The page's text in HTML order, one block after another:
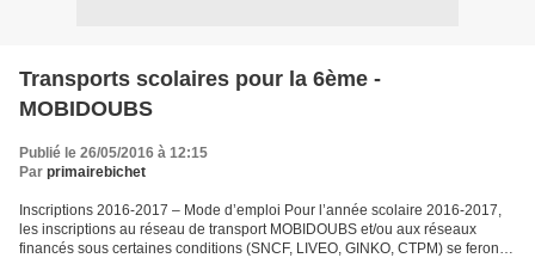
Transports scolaires pour la 6ème -
MOBIDOUBS
Publié le 26/05/2016 à 12:15
Par primairebichet
Inscriptions 2016-2017 – Mode d’emploi Pour l’année scolaire 2016-2017,
les inscriptions au réseau de transport MOBIDOUBS et/ou aux réseaux
financés sous certaines conditions (SNCF, LIVEO, GINKO, CTPM) se feront